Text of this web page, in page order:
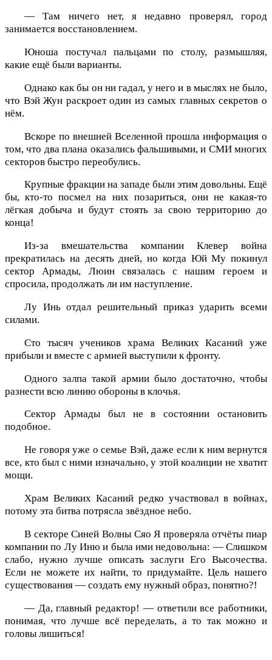
— Там ничего нет, я недавно проверял, город
занимается восстановлением.
Юноша постучал пальцами по столу, размышляя,
какие ещё были варианты.
Однако как бы он ни гадал, у него и в мыслях не было,
что Вэй Жун раскроет один из самых главных секретов о
нём.
Вскоре по внешней Вселенной прошла информация о
том, что два плана оказались фальшивыми, и СМИ многих
секторов быстро переобулись.
Крупные фракции на западе были этим довольны. Ещё
бы, кто-то посмел на них позариться, они не какая-то
лёгкая добыча и будут стоять за свою территорию до
конца!
Из-за вмешательства компании Клевер война
прекратилась на десять дней, но когда Юй Му покинул
сектор Армады, Люин связалась с нашим героем и
спросила, продолжать ли им наступление.
Лу Инь отдал решительный приказ ударить всеми
силами.
Сто тысяч учеников храма Великих Касаний уже
прибыли и вместе с армией выступили к фронту.
Одного залпа такой армии было достаточно, чтобы
разнести всю линию обороны в клочья.
Сектор Армады был не в состоянии остановить
подобное.
Не говоря уже о семье Вэй, даже если к ним вернутся
все, кто был с ними изначально, у этой коалиции не хватит
мощи.
Храм Великих Касаний редко участвовал в войнах,
потому эта битва потрясла звёздное небо.
В секторе Синей Волны Сяо Я проверяла отчёты пиар
компании по Лу Иню и была ими недовольна: — Слишком
слабо, нужно лучше описать заслуги Его Высочества.
Если не можете их найти, то придумайте. Цель нашего
существования — создать ему нужный образ, понятно?!
— Да, главный редактор! — ответили все работники,
понимая, что лучше всё переделать, а то так можно и
головы лишиться!